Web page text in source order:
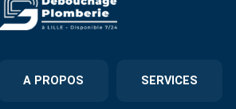
A PROPOS SERVICES